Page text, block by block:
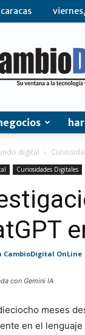
caracas
digital
Curiosidades Digitales
CambioDigital OnLine
con Gemini IA
meses
en el